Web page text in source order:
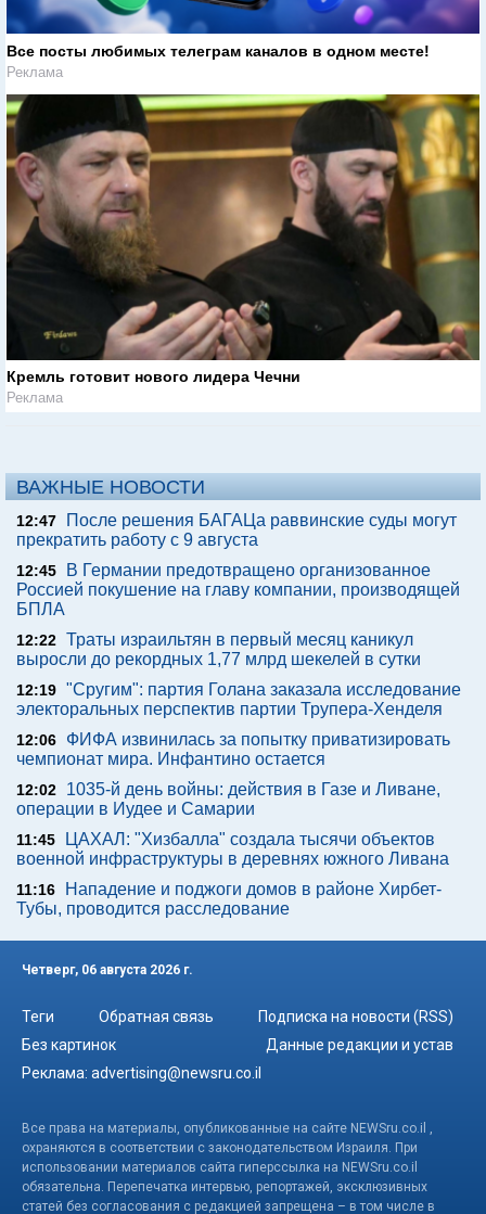
Все посты любимых телеграм каналов в одном месте!
Реклама
Кремль готовит нового лидера Чечни
Реклама
ВАЖНЫЕ НОВОСТИ
12:47
После решения БАГАЦа раввинские суды могут
прекратить работу с 9 августа
12:45
В Германии предотвращено организованное
Россией покушение на главу компании, производящей
БПЛА
12:22 Траты израильтян в первый месяц каникул
выросли до рекордных 1,77 млрд шекелей в сутки
12:19 "Сругим": партия Голана заказала исследование
электоральных перспектив партии Трупера-Хенделя
12:06
ФИФА извинилась за попытку приватизировать
чемпионат мира. Инфантино остается
12:02
1035-й день войны: действия в Газе и Ливане,
операции в Иудее и Самарии
11:45
ЦАХАЛ: "Хизбалла" создала тысячи объектов
военной инфраструктуры в деревнях южного Ливана
11:16
Нападение и поджоги домов в районе Хирбет-
Тубы, проводится расследование
Четверг, 06 августа 2026 г.
Теги Обратная связь
Подписка на новости (RSS)
Без картинок
Данные редакции и устав
Реклама: advertising@newsru.co.il
Все права на материалы, опубликованные на сайте NEWSru.co.il ,
охраняются в соответствии с законодательством Израиля. При
использовании материалов сайта гиперссылка на NEWSru.co.il
обязательна. Перепечатка интервью, репортажей, эксклюзивных
статей без согласования с редакцией запрещена – в том числе в